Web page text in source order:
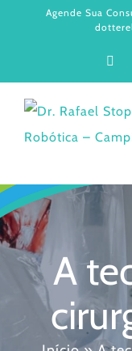
Agende Sua
A